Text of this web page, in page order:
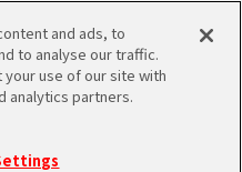
MEN
and ads, to
to analyse our traffic.
your use of our site with
analytics partners.